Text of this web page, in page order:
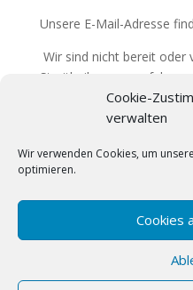
Cookie-
verwalten
Wir verwenden Cookies, um
optimieren.
Cookies
Unsere E-Mail-Adresse
Wir sind nicht bereit oder
Streitbeilegungsverfahren
Haftung für
Als Diensteanbieter sind
eigene Inhalte auf diesen
Gesetzen verantwortlich.
wir als Diensteanbieter
übermittelte oder